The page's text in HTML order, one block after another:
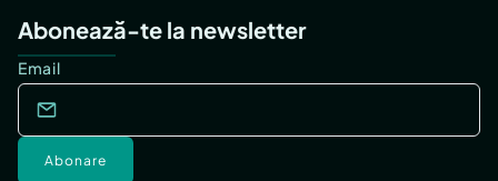
Abonează-te la newsletter
Email
Abonare